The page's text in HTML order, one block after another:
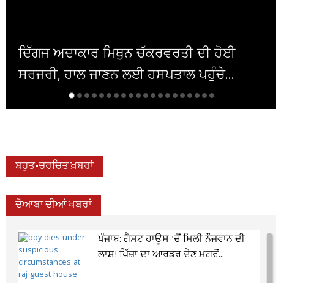
ਦਮਿਸ਼ਕ 'ਚ ਬੰਬ ਧਮਾਕਾ, 14 ਲੋਕ ਜ਼ਖਮੀ
ਬਹੁਤ-ਚਰਚਿਤ ਖ਼ਬਰਾਂ
ਦੋਆਬਾ ਦੀਆਂ ਖਬਰਾਂ
ਪੰਜਾਬ: ਗੈਸਟ ਹਾਊਸ 'ਚੋਂ ਮਿਲੀ ਨੌਜਵਾਨ ਦੀ
ਲਾਸ਼! ਪਿੱਜ਼ਾ ਦਾ ਆਰਡਰ ਦੇਣ ਮਗਰੋਂ...